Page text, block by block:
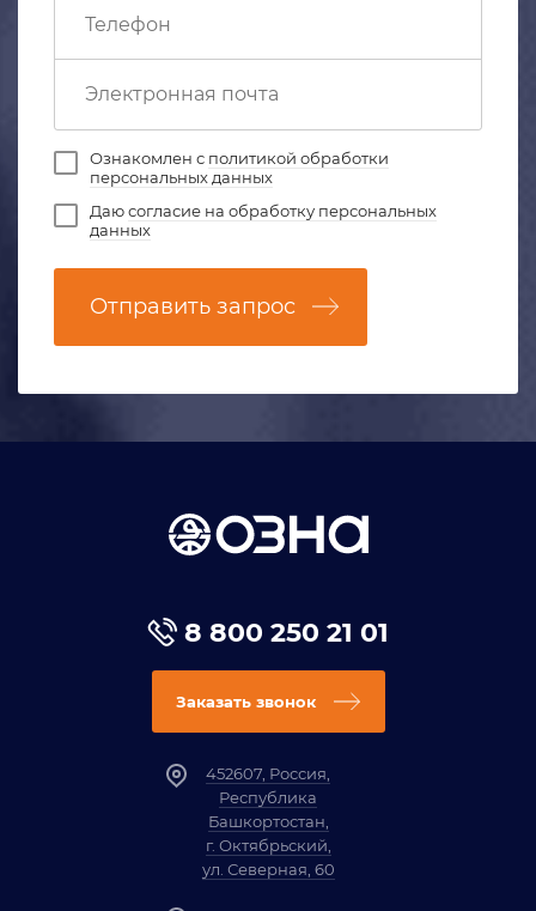
Ознакомлен с политикой обработки
персональных данных
Даюсогласие на обработку персональных
данных
Отправить запрос
8 800 250 21 01
Заказать звонок
452607, Россия,
Республика
Башкортостан,
г. Октябрьский,
ул. Северная, 60